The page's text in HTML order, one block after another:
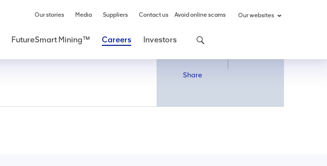
Our stories Media Suppliers Contact us Avoid online scams Our websites
FutureSmart Mining™ Careers InvestorsShare
Share